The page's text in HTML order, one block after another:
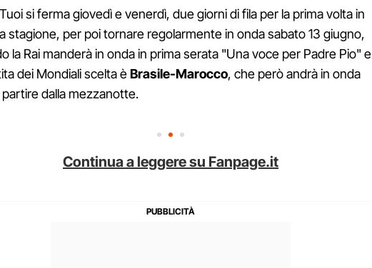
si ferma giovedì e venerdì, due giorni di fila per la prima volta in
stagione, per poi tornare regolarmente in onda sabato 13 giugno,
la Rai manderà in onda in prima serata "Una voce per Padre Pio" e
dei Mondiali scelta èBrasile-Marocco, che però andrà in onda
partire dalla mezzanotte.
Continua a leggere su Fanpage.it